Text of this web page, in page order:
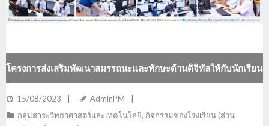
โครงการส่งเสริมพัฒนาสมรรถนะและทักษะด้านดิจิทัลให้กับนักเรียน
15/08/2023
AdminPM
กลุ่มสาระวิทยาศาสตร์และเทคโนโลยี, กิจกรรมของโรงเรียน (ส่วน